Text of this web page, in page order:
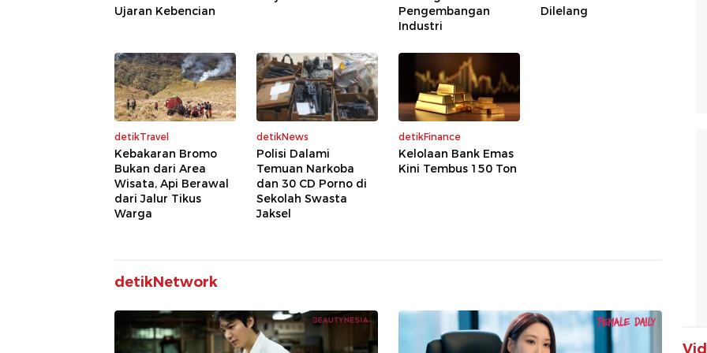
Ujaran Kebencian
Pengembangan
Industri
Dilelang
detikTravel
Kebakaran Bromo
Bukan dari Area
Wisata, Api Berawal
dari Jalur Tikus
Warga
detikNews
Polisi Dalami
Temuan Narkoba
dan 30 CD Porno di
Sekolah Swasta
Jaksel
detikFinance
Kelolaan Bank Emas
Kini Tembus 150 Ton
detikNetwork